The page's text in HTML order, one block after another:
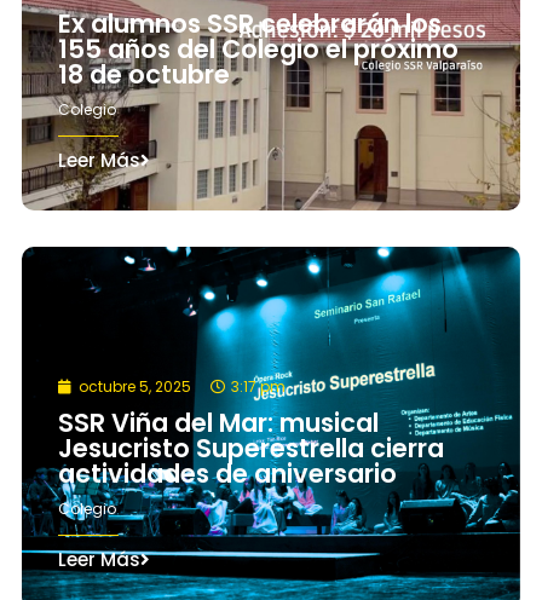
Ex alumnos SSR celebrarán los
155 años del Colegio el próximo
18 de octubre
Colegio
Leer Más
octubre 5, 2025 3:17 pm
SSR Viña del Mar: musical
Jesucristo Superestrella cierra
actividades de aniversario
Colegio
Leer Más